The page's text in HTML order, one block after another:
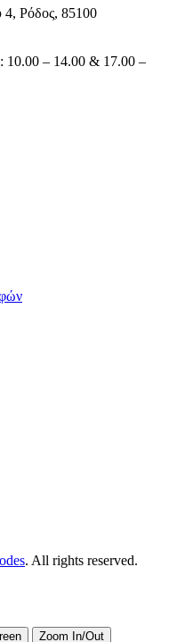
4, Ρόδος, 85100
10.00 – 14.00 & 17.00 –
. All rights reserved.
Zoom In/Out